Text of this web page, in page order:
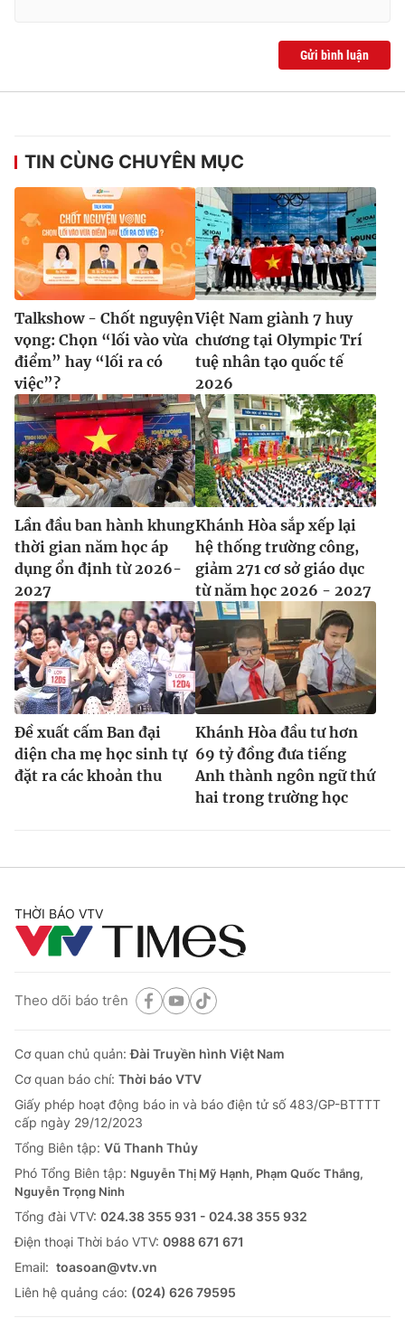
Gửi bình luận
TIN CÙNG CHUYÊN MỤC
Talkshow - Chốt nguyện
vọng: Chọn “lối vào vừa
điểm” hay “lối ra có
việc”?
Việt Nam giành 7 huy
chương tại Olympic Trí
tuệ nhân tạo quốc tế
2026
Lần đầu ban hành khung
thời gian năm học áp
dụng ổn định từ 2026-
2027
Khánh Hòa sắp xếp lại
hệ thống trường công,
giảm 271 cơ sở giáo dục
từ năm học 2026 - 2027
Đề xuất cấm Ban đại
diện cha mẹ học sinh tự
đặt ra các khoản thu
Khánh Hòa đầu tư hơn
69 tỷ đồng đưa tiếng
Anh thành ngôn ngữ thứ
hai trong trường học
THỜI BÁO VTV
Theo dõi báo trên
Cơ quan chủ quản:Đài Truyền hình Việt Nam
Cơ quan báo chí: Thời báo VTV
Giấy phép hoạt động báo in và báo điện tử số 483/GP-BTTTT
cấp ngày 29/12/2023
Tổng Biên tập: Vũ Thanh Thủy
Phó Tổng Biên tập: Nguyễn Thị Mỹ Hạnh, Phạm Quốc Thắng,
Nguyễn Trọng Ninh
Tổng đài VTV: 024.38 355 931 - 024.38 355 932
Ðiện thoại Thời báo VTV: 0988 671 671
Email: toasoan@vtv.vn
Liên hệ quảng cáo: (024) 626 79595